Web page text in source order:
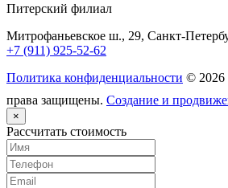
Питерский филиал
Митрофаньевское ш., 29, Санкт-
+7 (911) 925-52-62
Политика конфиденциальности © 2026
права защищены. Создание и
×
Рассчитать стоимость